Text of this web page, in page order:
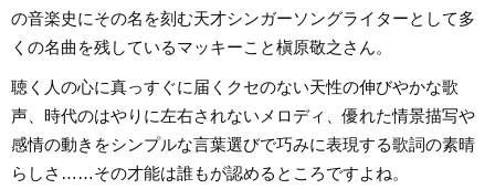
の音楽史にその名を刻む天才シンガーソングライターとして多
くの名曲を残しているマッキーこと槇原敬之さん。
聴く人の心に真っすぐに届くクセのない天性の伸びやかな歌
声、時代のはやりに左右されないメロディ、優れた情景描写や
感情の動きをシンプルな言葉選びで巧みに表現する歌詞の素晴
らしさ……その才能は誰もが認めるところですよね。